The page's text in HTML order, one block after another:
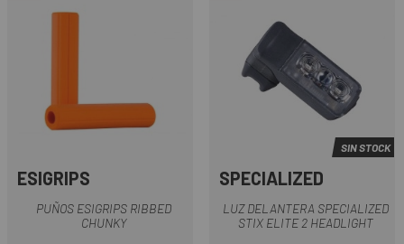
ESIGRIPS
PUÑOS ESIGRIPS RIBBED
CHUNKY
SIN STOCK
SPECIALIZED
LUZ DELANTERA SPECIALIZED
STIX ELITE 2 HEADLIGHT